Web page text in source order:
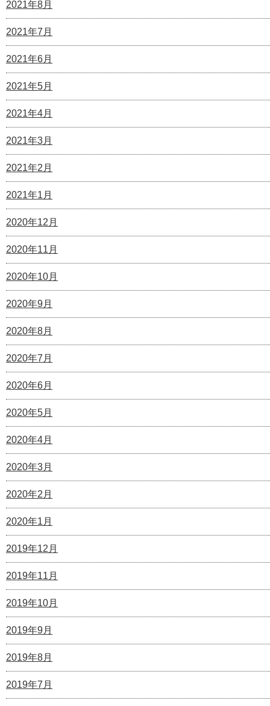
2021年8月
2021年7月
2021年6月
2021年5月
2021年4月
2021年3月
2021年2月
2021年1月
2020年12月
2020年11月
2020年10月
2020年9月
2020年8月
2020年7月
2020年6月
2020年5月
2020年4月
2020年3月
2020年2月
2020年1月
2019年12月
2019年11月
2019年10月
2019年9月
2019年8月
2019年7月